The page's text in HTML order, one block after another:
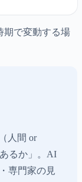
期で変動する場
人間 or
るか」。AI
専門家の見